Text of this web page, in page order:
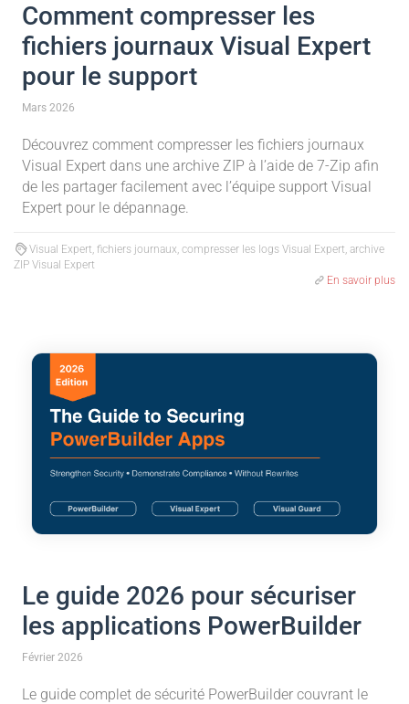
Comment compresser les
fichiers journaux Visual Expert
pour le support
Mars 2026
Découvrez comment compresser les fichiers journaux
Visual Expert dans une archive ZIP à l’aide de 7-Zip afin
de les partager facilement avec l’équipe support Visual
Expert pour le dépannage.
Visual Expert, fichiers journaux, compresser les logs Visual Expert, archive
ZIP Visual Expert
En savoir plus
Le guide 2026 pour sécuriser
les applications PowerBuilder
Février 2026
Le guide complet de sécurité PowerBuilder couvrant le